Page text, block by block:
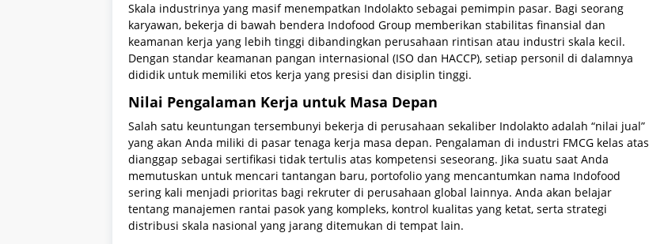
Skala industrinya yang masif menempatkan Indolakto sebagai pemimpin pasar. Bagi seorang
karyawan, bekerja di bawah bendera Indofood Group memberikan stabilitas finansial dan
keamanan kerja yang lebih tinggi dibandingkan perusahaan rintisan atau industri skala kecil.
Dengan standar keamanan pangan internasional (ISO dan HACCP), setiap personil di dalamnya
dididik untuk memiliki etos kerja yang presisi dan disiplin tinggi.
Nilai Pengalaman Kerja untuk Masa Depan
Salah satu keuntungan tersembunyi bekerja di perusahaan sekaliber Indolakto adalah “nilai jual”
yang akan Anda miliki di pasar tenaga kerja masa depan. Pengalaman di industri FMCG kelas atas
dianggap sebagai sertifikasi tidak tertulis atas kompetensi seseorang. Jika suatu saat Anda
memutuskan untuk mencari tantangan baru, portofolio yang mencantumkan nama Indofood
sering kali menjadi prioritas bagi rekruter di perusahaan global lainnya. Anda akan belajar
tentang manajemen rantai pasok yang kompleks, kontrol kualitas yang ketat, serta strategi
distribusi skala nasional yang jarang ditemukan di tempat lain.